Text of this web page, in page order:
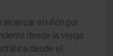
el riñón por
desde la vejiga
desde el